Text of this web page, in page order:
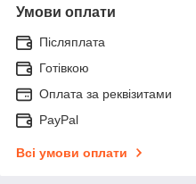
Умови оплати
Післяплата
Готівкою
Оплата за реквізитами
PayPal
Всі умови оплати